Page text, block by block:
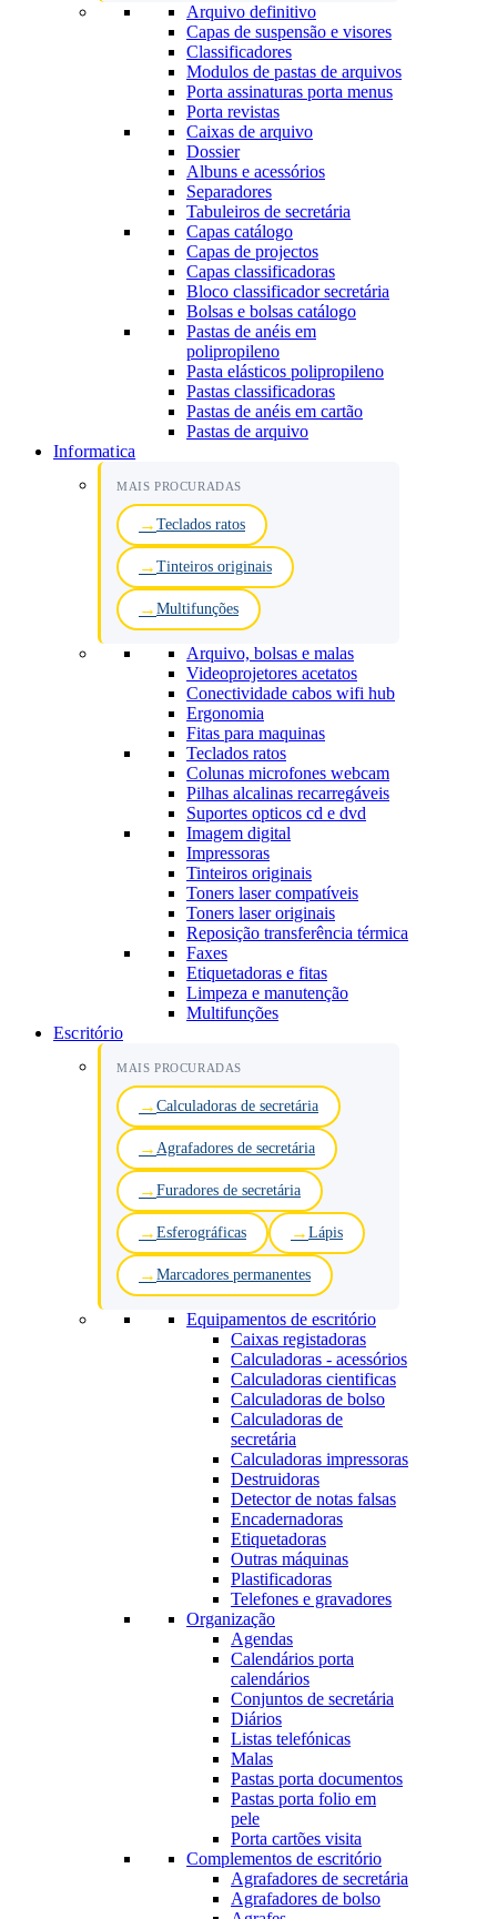
Arquivo definitivo
Capas de suspensão e visores
Classificadores
Modulos de pastas de arquivos
Porta assinaturas porta menus
Porta revistas
Caixas de arquivo
Dossier
Albuns e acessórios
Separadores
Tabuleiros de secretária
Capas catálogo
Capas de projectos
Capas classificadoras
Bloco classificador secretária
Bolsas e bolsas catálogo
Pastas de anéis em
polipropileno
Pasta elásticos polipropileno
Pastas classificadoras
Pastas de anéis em cartão
Pastas de arquivo
Informatica
MAIS PROCURADAS
Teclados ratos
Tinteiros originais
Multifunções
Arquivo, bolsas e malas
Videoprojetores acetatos
Conectividade cabos wifi hub
Ergonomia
Fitas para maquinas
Teclados ratos
Colunas microfones webcam
Pilhas alcalinas recarregáveis
Suportes opticos cd e dvd
Imagem digital
Impressoras
Tinteiros originais
Toners laser compatíveis
Toners laser originais
Reposição transferência térmica
Faxes
Etiquetadoras e fitas
Limpeza e manutenção
Multifunções
Escritório
MAIS PROCURADAS
Calculadoras de secretária
Agrafadores de secretária
Furadores de secretária
Esferográficas Lápis
Marcadores permanentes
Equipamentos de escritório
Caixas registadoras
Calculadoras - acessórios
Calculadoras cientificas
Calculadoras de bolso
Calculadoras de
secretária
Calculadoras impressoras
Destruidoras
Detector de notas falsas
Encadernadoras
Etiquetadoras
Outras máquinas
Plastificadoras
Telefones e gravadores
Organização
Agendas
Calendários porta
calendários
Conjuntos de secretária
Diários
Listas telefónicas
Malas
Pastas porta documentos
Pastas porta folio em
pele
Porta cartões visita
Complementos de escritório
Agrafadores de secretária
Agrafadores de bolso